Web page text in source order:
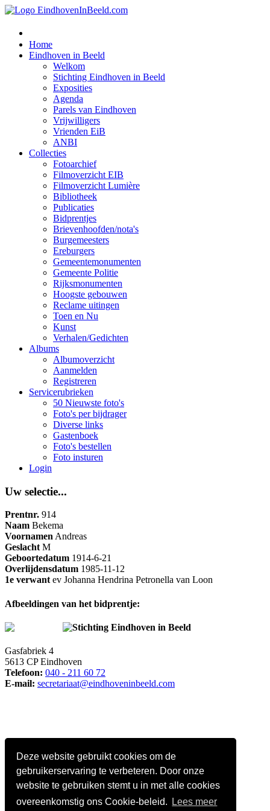
Deze website gebruikt cookies om de
gebruikerservaring te verbeteren. Door onze
website te gebruiken stemt u in met alle cookies
overeenkomstig ons Cookie-beleid.
Lees meer
Home
Eindhoven in Beeld
Welkom
Stichting Eindhoven in Beeld
Exposities
Agenda
Parels van Eindhoven
Vrijwilligers
Vrienden EiB
ANBI
Collecties
Fotoarchief
Filmoverzicht EIB
Filmoverzicht Lumière
Bibliotheek
Publicaties
Bidprentjes
Brievenhoofden/nota's
Burgemeesters
Ereburgers
Gemeentemonumenten
Gemeente Politie
Rijksmonumenten
Hoogste gebouwen
Reclame uitingen
Toen en Nu
Kunst
Verhalen/Gedichten
Albums
Albumoverzicht
Aanmelden
Registreren
Servicerubrieken
50 Nieuwste foto's
Foto's per bijdrager
Diverse links
Gastenboek
Foto's bestellen
Foto insturen
Login
Uw selectie...
Prentnr. 914
Naam Bekema
VoornamenAndreas
GeslachtM
Geboortedatum 1914-6-21
Overlijdensdatum 1985-11-12
1e verwantev Johanna Hendrina Petronella van Loon
Afbeeldingen van het bidprentje:
Stichting Eindhoven in Beeld
Gasfabriek 4
5613 CP Eindhoven
Telefoon: 040 - 211 60 72
E-mail: secretariaat@eindhoveninbeeld.com